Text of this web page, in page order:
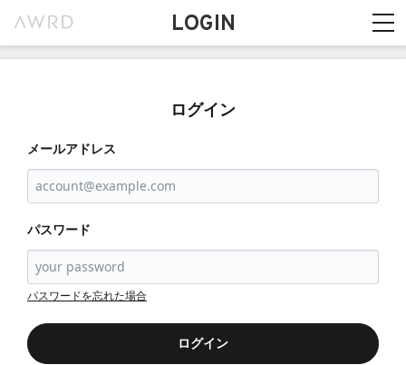
LOGIN
ログイン
メールアドレス
パスワード
パスワードを忘れた場合
ログイン